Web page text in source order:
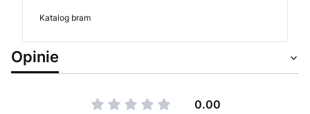
Katalog bram
Opinie
0.00